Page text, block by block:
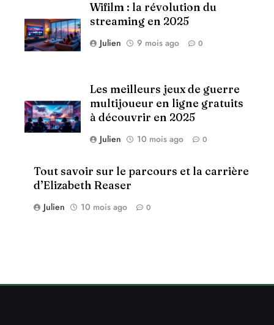
Wifilm : la révolution du
streaming en 2025
Julien 9 mois ago 0
Les meilleurs jeux de guerre
multijoueur en ligne gratuits
à découvrir en 2025
Julien 10 mois ago 0
Tout savoir sur le parcours et la carrière
d’Elizabeth Reaser
Julien 10 mois ago 0